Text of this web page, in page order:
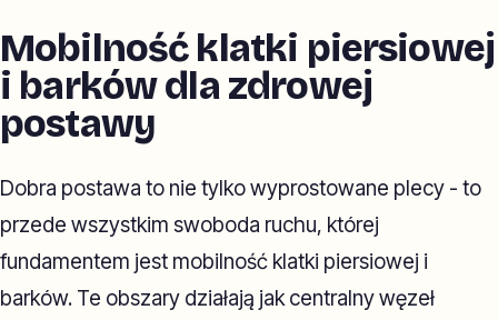
Mobilność klatki piersiowej
i barków dla zdrowej
postawy
Dobra postawa to nie tylko wyprostowane plecy - to
przede wszystkim swoboda ruchu, której
fundamentem jest mobilność klatki piersiowej i
barków. Te obszary działają jak centralny węzeł